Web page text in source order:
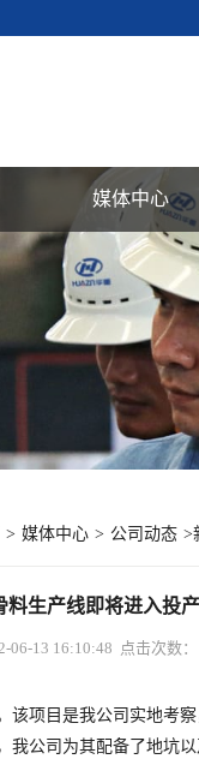
媒体中心
> 媒体中心 > 公司动态 >
料生产线即将进入投
13 16:10:48 点击次数：
项目是我公司实地考
公司为其配备了地坑以